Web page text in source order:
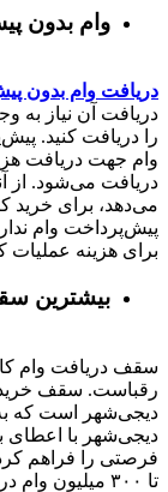
وام بدون
دریافت وام بدون
دریافت آن نیاز به
را دریافت کنید.
وام جهت دریافت
دریافت می‌شود. از
می‌دهد، برای خرید
پیش‌پرداخت وام
برای هزینه
بیشترین
سقف دریافت وام
دیجی‌شهر است که
دیجی‌شهر با اعطای
فرصتی را فراهم
تا ۳۰۰ میلیون وام دریافت کنید و خرید اعتباری خود را انجام دهید.